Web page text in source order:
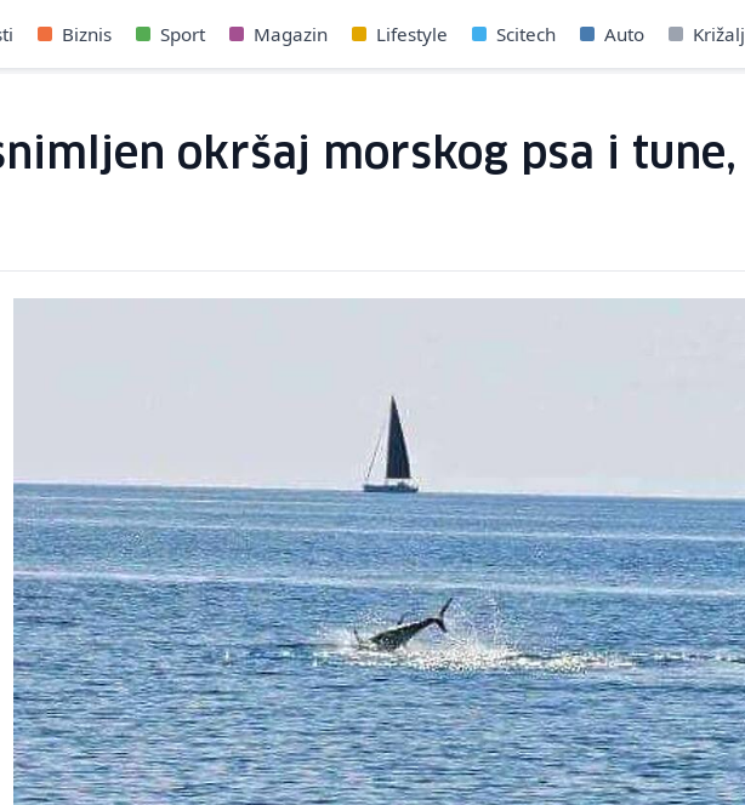
Biznis Sport Magazin Lifestyle Scitech Auto
okršaj morskog psa i